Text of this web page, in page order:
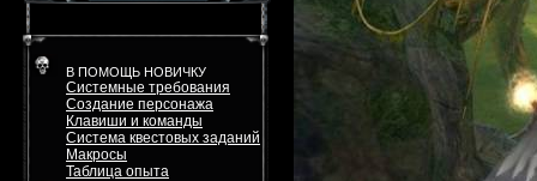
В ПОМОЩЬ НОВИЧКУ
Системные требования
Создание персонажа
Клавиши и команды
Система квестовых заданий
Макросы
Таблица опыта